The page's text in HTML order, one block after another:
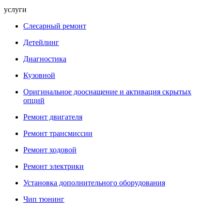
услуги
Слесарный ремонт
Детейлинг
Диагностика
Кузовной
Оригинальное дооснащение и активация скрытых
опций
Ремонт двигателя
Ремонт трансмиссии
Ремонт ходовой
Ремонт электрики
Установка дополнительного оборудования
Чип тюнинг